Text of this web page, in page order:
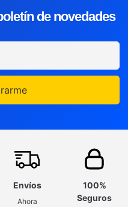
de novedades
Envíos
Ahora
100%
Seguros